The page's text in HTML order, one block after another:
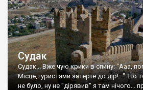
Судак
Судак... Вже чую крики в спину: "Ааа,
Місце,туристами затерте до дір!..."
не було, ну не "дірявив" я там нічого...